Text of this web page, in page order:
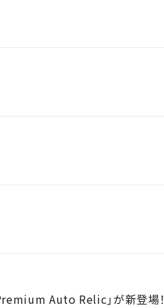
Auto Relic」が新登場！